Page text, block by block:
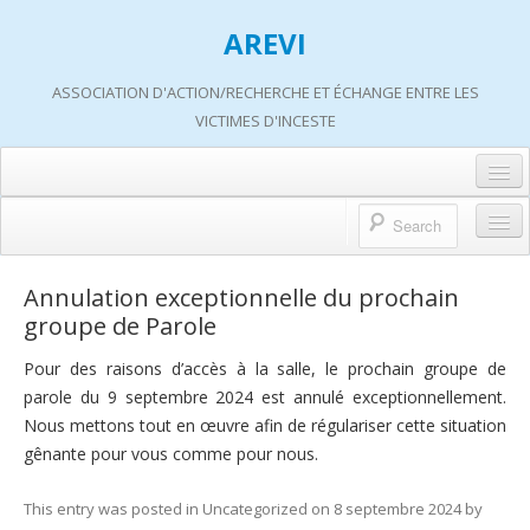
AREVI
ASSOCIATION D'ACTION/RECHERCHE ET ÉCHANGE ENTRE LES
VICTIMES D'INCESTE
A propos d’AREVI
Les groupes de paroles
S’informer
Adhérer
A propos d’AREVI
Qui sommes-nous ?
Historique de nos actions
Travaux AREVI
Adhérer
Annulation exceptionnelle du prochain
groupe de Parole
Pour des raisons d’accès à la salle, le prochain groupe de
parole du 9 septembre 2024 est annulé exceptionnellement.
Nous mettons tout en œuvre afin de régulariser cette situation
gênante pour vous comme pour nous.
This entry was posted in Uncategorized on 8 septembre 2024by